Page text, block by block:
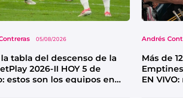
05/08/2026
tabla del descenso de la
2026-II HOY 5 de
estos son los equipos en
Andrés
Más de
EN